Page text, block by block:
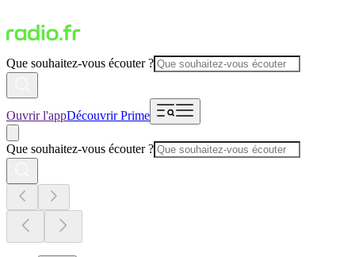
Que souhaitez-vous écouter ?
Ouvrir l'appDécouvrir Prime
Que souhaitez-vous écouter ?